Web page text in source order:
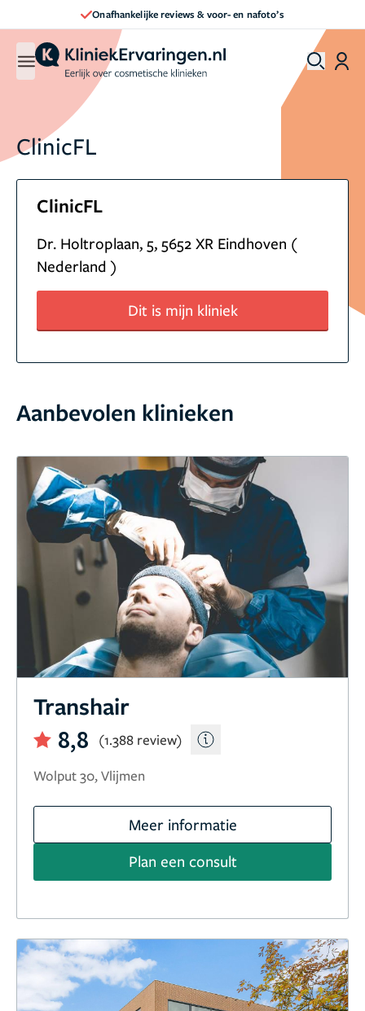
Onafhankelijke reviews & voor- en nafoto’s
ClinicFL
ClinicFL
Dr. Holtroplaan, 5, 5652 XR Eindhoven (
Nederland )
Dit is mijn kliniek
Aanbevolen klinieken
Transhair
8,8
(1.388 review)
Wolput 30, Vlijmen
Meer informatie
Plan een consult